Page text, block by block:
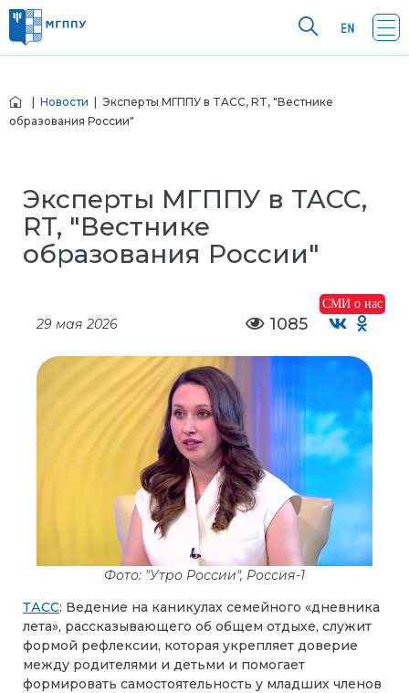
Новости | Эксперты МГППУ в TACC, RT, "Вестнике
образования России"
Эксперты МГППУ в TACC,
RT, "Вестнике
образования России"
СМИ о нас
29 мая 2026 1085
Фото: "Утро России", Россия-1
ТАСС: Ведение на каникулах семейного «дневника
лета», рассказывающего об общем отдыхе, служит
формой рефлексии, которая укрепляет доверие
между родителями и детьми и помогает
формировать самостоятельность у младших членов